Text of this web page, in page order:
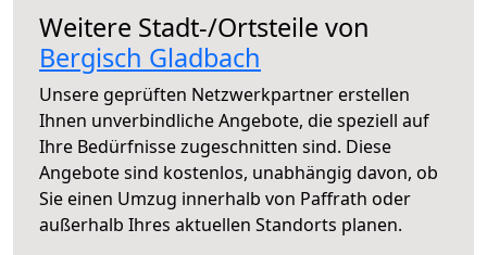
Weitere Stadt-/Ortsteile von
Bergisch Gladbach
Unsere geprüften Netzwerkpartner erstellen
Ihnen unverbindliche Angebote, die speziell auf
Ihre Bedürfnisse zugeschnitten sind. Diese
Angebote sind kostenlos, unabhängig davon, ob
Sie einen Umzug innerhalb von Paffrath oder
außerhalb Ihres aktuellen Standorts planen.